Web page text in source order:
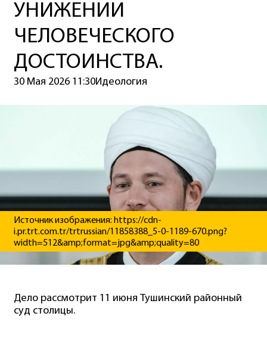
УНИЖЕНИИ
ЧЕЛОВЕЧЕСКОГО
ДОСТОИНСТВА.
30 Мая 2026 11:30Идеология
Источник изображения: https://cdn-
i.pr.trt.com.tr/trtrussian/11858388_5-0-1189-670.png?
width=512&amp;format=jpg&amp;quality=80
Дело рассмотрит 11 июня Тушинский районный
суд столицы.